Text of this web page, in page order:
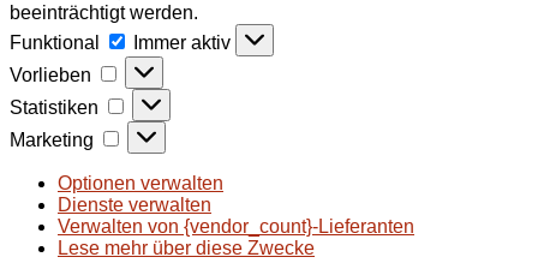
beeinträchtigt werden.
Funktional
Funktional
Immer aktiv
Vorlieben
Vorlieben
Statistiken Statistiken
Marketing Marketing
Optionen verwalten
Dienste verwalten
Verwalten von {vendor_count}-Lieferanten
Lese mehr über diese Zwecke